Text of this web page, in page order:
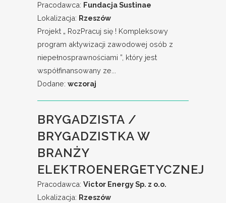
Pracodawca: Fundacja Sustinae
Lokalizacja: Rzeszów
Projekt „ RozPracuj się ! Kompleksowy
program aktywizacji zawodowej osób z
niepełnosprawnościami ”, który jest
współfinansowany ze...
Dodane: wczoraj
BRYGADZISTA /
BRYGADZISTKA W
BRANŻY
ELEKTROENERGETYCZNEJ
Pracodawca: Victor Energy Sp. z o.o.
Lokalizacja: Rzeszów